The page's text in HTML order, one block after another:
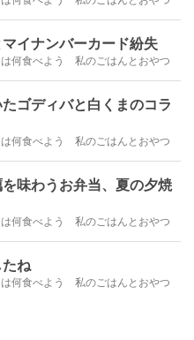
イナンバーカード紛失
何食べよう 私のごはんとおやつ
ゴディバと白くまのコラ
何食べよう 私のごはんとおやつ
味わうお弁当、夏の夕焼
何食べよう 私のごはんとおやつ
ね
何食べよう 私のごはんとおやつ